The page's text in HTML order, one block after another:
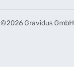
©2026 Gravidus GmbH